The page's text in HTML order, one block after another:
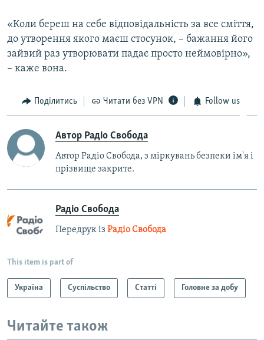
«Коли береш на себе відповідальність за все сміття,
до утворення якого маєш стосунок, – бажання його
зайвий раз утворювати падає просто неймовірно»,
– каже вона.
Поділитись Читати без VPN Follow us
Автор Радіо Свобода
Автор Радіо Свобода, з міркувань безпеки ім'я і
прізвище закрите.
Радіо Свобода
Передрук із Радіо Свобода
This item is part of
Україна Суспільство Статті Головне за добу
Читайте також